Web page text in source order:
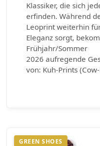
Klassiker, die sich
erfinden. Während
Leoprint weiterhin
Eleganz sorgt,
Frühjahr/Sommer
2026 aufregende
von: Kuh-Prints
GREEN SHOES